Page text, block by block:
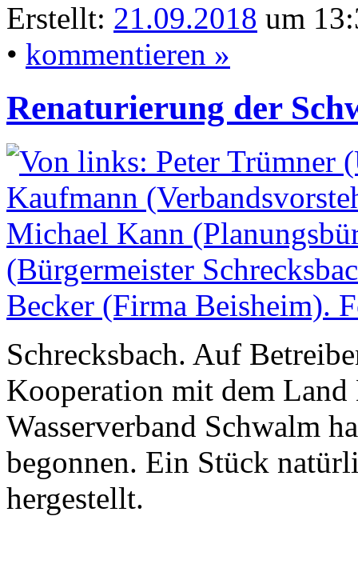
Erstellt: 21.09.2018 um
• kommentieren »
Renaturierung der
Schrecksbach. Auf
Kooperation mit dem Land
Wasserverband Schwalm
begonnen. Ein Stück
hergestellt.